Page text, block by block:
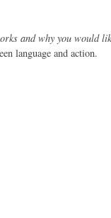
and why you would
language and action.